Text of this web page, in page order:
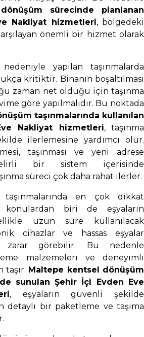
sürecinde planlanan
Nakliyat hizmetleri, bölgedeki
önemli bir hizmet olarak
yapılan taşınmalarda
kritiktir. Binanın boşaltılması
zaman net olduğu için taşınma
göre yapılmalıdır. Bu noktada
taşınmalarında kullanılan
Nakliyat hizmetleri, taşınma
ilerlemesine yardımcı olur.
taşınması ve yeni adrese
bir sistem içerisinde
süreci çok daha rahat ilerler.
en çok dikkat
konulardan biri de eşyaların
uzun süre kullanılacak
cihazlar ve hassas eşyalar
zarar görebilir. Bu nedenle
malzemeleri ve deneyimli
Maltepe kentsel dönüşüm
sunulan Şehir İçi Evden Eve
, eşyaların güvenli şekilde
detaylı bir paketleme ve taşıma